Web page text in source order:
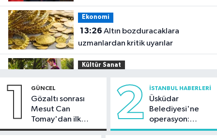
Ekonomi
13:26
uzmanlardan kritik uyarılar
Kültür Sanat
1 GÜNCEL
Gözaltı sonrası
Mesut Can
Tomay'dan ilk
açıklama
2 İSTANBUL HABERLERI
Üsküdar
Belediyesi'ne
operasyon:
Sinem Dedetaş'a